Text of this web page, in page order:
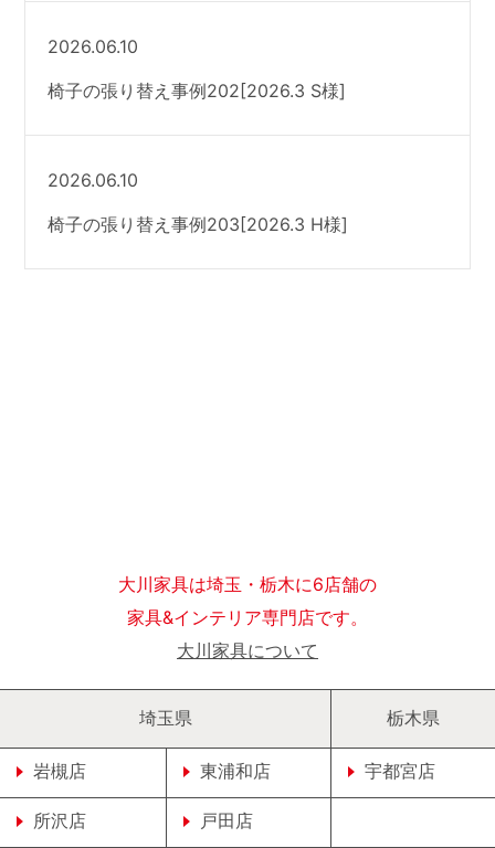
2026.06.10
椅子の張り替え事例202[2026.3 S様]
2026.06.10
椅子の張り替え事例203[2026.3 H様]
大川家具は埼玉・栃木に6店舗の
家具&インテリア専門店です。
大川家具について
埼玉県
岩槻店 東浦和店
所沢店 戸田店
栃木県
宇都宮店